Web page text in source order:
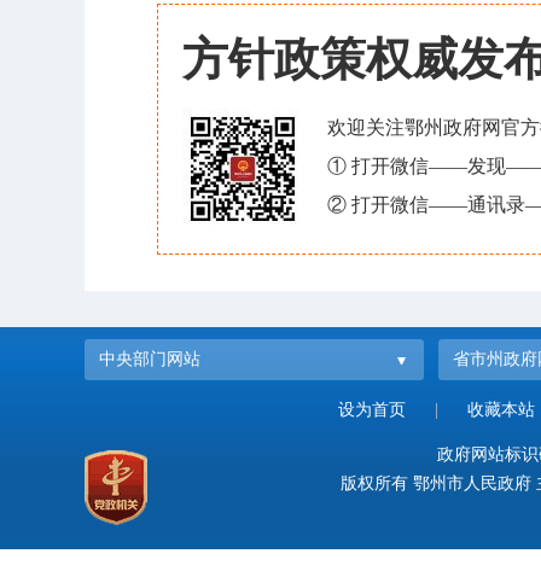
方针政策权威发
欢迎关注鄂州政府网官
① 打开微信——发现——
② 打开微信——通讯录
中央部门网站 省市州政府
设为首页 收藏本站
政府网站标
版权所有 鄂州市人民政府